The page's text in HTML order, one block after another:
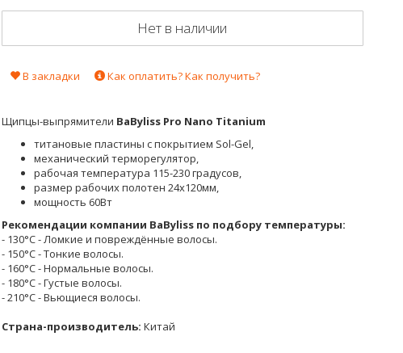
Нет в наличии
В закладки Как оплатить? Как получить?
Щипцы-выпрямители BaByliss Pro Nano Titanium
титановые пластины с покрытием Sol-Gel,
механический терморегулятор,
рабочая температура 115-230 градусов,
размер рабочих полотен 24х120мм,
мощность 60Вт
Рекомендации компании BaByliss по подбору температуры:
- 130°С - Ломкие и повреждённые волосы.
- 150°С - Тонкие волосы.
- 160°С - Нормальные волосы.
- 180°С - Густые волосы.
- 210°С - Вьющиеся волосы.
Страна-производитель: Китай